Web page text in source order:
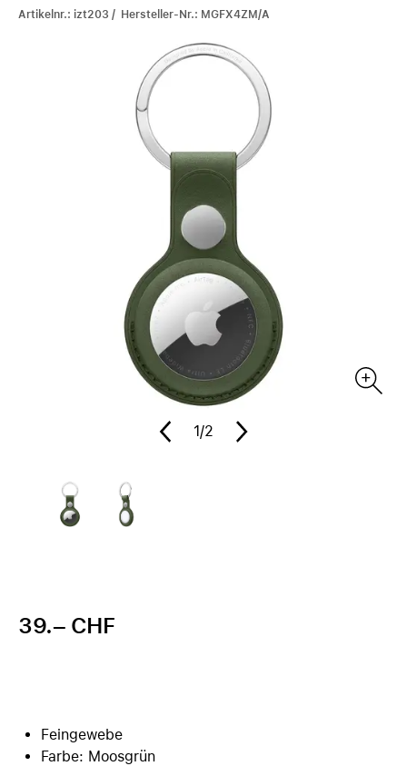
Artikelnr.: izt203 / Hersteller-Nr.: MGFX4ZM/A
1/2
39.– CHF
Feingewebe
Farbe: Moosgrün